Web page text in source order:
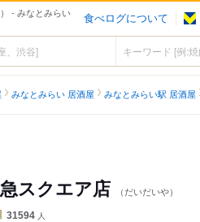
- みなとみらい
食べログについて
みなとみらい 居酒屋 みなとみらい駅 居酒屋
スクエア店 （だいだいや）
31594 人